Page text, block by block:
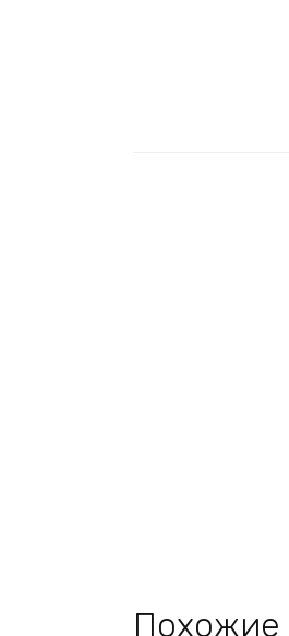
Похожие